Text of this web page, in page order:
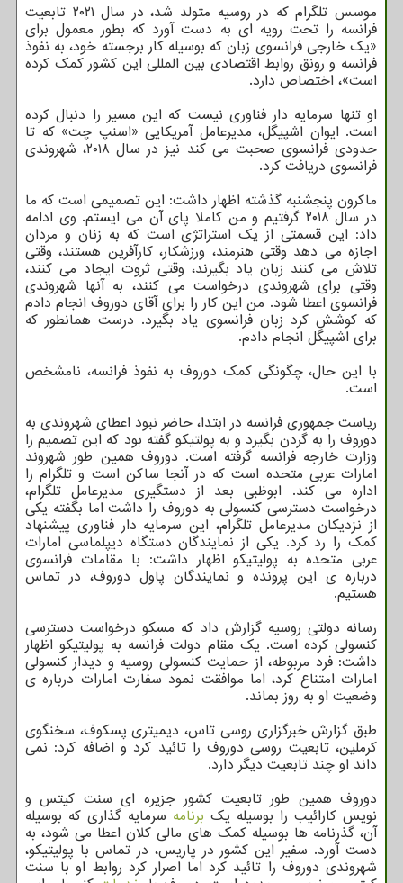
موسس تلگرام که در روسیه متولد شد، در سال ۲۰۲۱ تابعیت
فرانسه را تحت رویه ای به دست آورد که بطور معمول برای
«یک خارجی فرانسوی زبان که بوسیله کار برجسته خود، به نفوذ
فرانسه و رونق روابط اقتصادی بین المللی این کشور کمک کرده
است»، اختصاص دارد.
او تنها سرمایه دار فناوری نیست که این مسیر را دنبال کرده
است. ایوان اشپیگل، مدیرعامل آمریکایی «اسنپ چت» که تا
حدودی فرانسوی صحبت می کند نیز در سال ۲۰۱۸، شهروندی
فرانسوی دریافت کرد.
ماکرون پنجشنبه گذشته اظهار داشت: این تصمیمی است که ما
در سال ۲۰۱۸ گرفتیم و من کاملا پای آن می ایستم. وی ادامه
داد: این قسمتی از یک استراتژی است که به زنان و مردان
اجازه می دهد وقتی هنرمند، ورزشکار، کارآفرین هستند، وقتی
تلاش می کنند زبان یاد بگیرند، وقتی ثروت ایجاد می کنند،
وقتی برای شهروندی درخواست می کنند، به آنها شهروندی
فرانسوی اعطا شود. من این کار را برای آقای دوروف انجام دادم
که کوشش کرد زبان فرانسوی یاد بگیرد. درست همانطور که
برای اشپیگل انجام دادم.
با این حال، چگونگی کمک دوروف به نفوذ فرانسه، نامشخص
است.
ریاست جمهوری فرانسه در ابتدا، حاضر نبود اعطای شهروندی به
دوروف را به گردن بگیرد و به پولتیکو گفته بود که این تصمیم را
وزارت خارجه فرانسه گرفته است. دوروف همین طور شهروند
امارات عربی متحده است که در آنجا ساکن است و تلگرام را
اداره می کند. ابوظبی بعد از دستگیری مدیرعامل تلگرام،
درخواست دسترسی کنسولی به دوروف را داشت اما بگفته یکی
از نزدیکان مدیرعامل تلگرام، این سرمایه دار فناوری پیشنهاد
کمک را رد کرد. یکی از نمایندگان دستگاه دیپلماسی امارات
عربی متحده به پولیتیکو اظهار داشت: با مقامات فرانسوی
درباره ی این پرونده و نمایندگان پاول دوروف، در تماس
هستیم.
رسانه دولتی روسیه گزارش داد که مسکو درخواست دسترسی
کنسولی کرده است. یک مقام دولت فرانسه به پولیتیکو اظهار
داشت: فرد مربوطه، از حمایت کنسولی روسیه و دیدار کنسولی
امارات امتناع کرد، اما موافقت نمود سفارت امارات درباره ی
وضعیت او به روز بماند.
طبق گزارش خبرگزاری روسی تاس، دیمیتری پسکوف، سخنگوی
کرملین، تابعیت روسی دوروف را تائید کرد و اضافه کرد: نمی
داند او چند تابعیت دیگر دارد.
دوروف همین طور تابعیت کشور جزیره ای سنت کیتس و
نویس کارائیب را بوسیله یک برنامه سرمایه گذاری که بوسیله
آن، گذرنامه ها بوسیله کمک های مالی کلان اعطا می شود، به
دست آورد. سفیر این کشور در پاریس، در تماس با پولیتیکو،
شهروندی دوروف را تائید کرد اما اصرار کرد روابط او با سنت